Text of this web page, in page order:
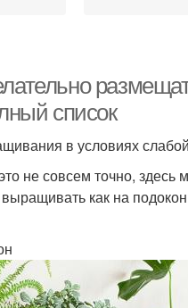
окон
кухни
список
в условиях
не совсем точно,
как на